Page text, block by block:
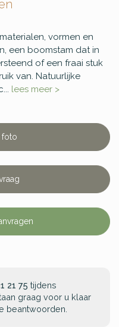
vormen en
een boomstam dat in
of een fraai stuk
van. Natuurlijke
lees meer >
foto
21 75 tijdens
graag voor u klaar
beantwoorden.